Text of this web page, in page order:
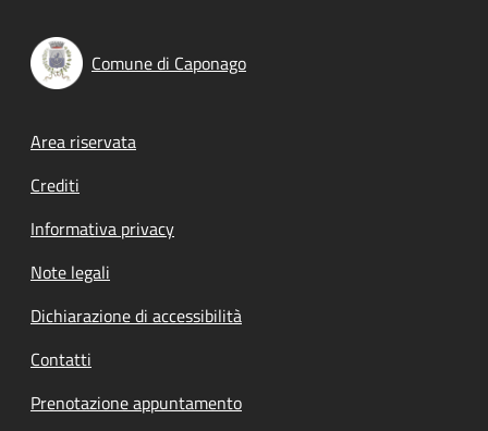
Comune di Caponago
Footer menu
Area riservata
Crediti
Informativa privacy
Note legali
Dichiarazione di accessibilità
Contatti
Prenotazione appuntamento